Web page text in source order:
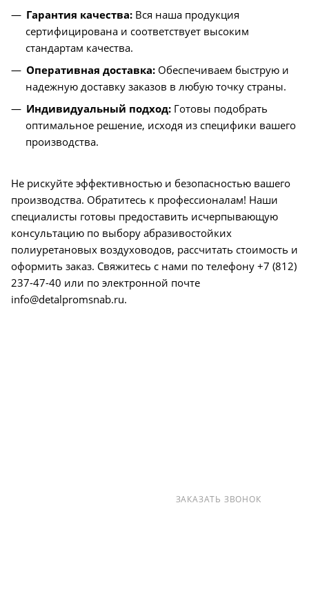
Гарантия качества: Вся наша продукция
сертифицирована и соответствует высоким
стандартам качества.
Оперативная доставка: Обеспечиваем быструю и
надежную доставку заказов в любую точку страны.
Индивидуальный подход: Готовы подобрать
оптимальное решение, исходя из специфики вашего
производства.
Не рискуйте эффективностью и безопасностью вашего
производства. Обратитесь к профессионалам! Наши
специалисты готовы предоставить исчерпывающую
консультацию по выбору абразивостойких
полиуретановых воздуховодов, рассчитать стоимость и
оформить заказ. Свяжитесь с нами по телефону +7 (812)
237-47-40 или по электронной почте
info@detalpromsnab.ru.
ЗАКАЗАТЬ ЗВОНОК